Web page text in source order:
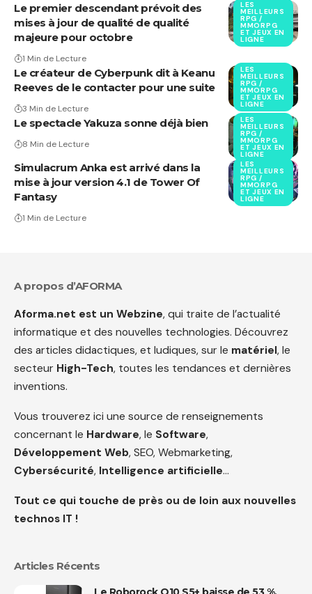
LES
MEILLEURS
RPG /
MMORPG
ET JEUX EN
LIGNE
Le premier descendant prévoit des
mises à jour de qualité de qualité
majeure pour octobre
1 Min de Lecture
LES
MEILLEURS
RPG /
MMORPG
ET JEUX EN
LIGNE
Le créateur de Cyberpunk dit à Keanu
Reeves de le contacter pour une suite
3 Min de Lecture
LES
MEILLEURS
RPG /
MMORPG
ET JEUX EN
LIGNE
Le spectacle Yakuza sonne déjà bien
8 Min de Lecture
LES
MEILLEURS
RPG /
MMORPG
ET JEUX EN
LIGNE
Simulacrum Anka est arrivé dans la
mise à jour version 4.1 de Tower Of
Fantasy
1 Min de Lecture
A propos d’AFORMA
Aforma.net est un Webzine, qui traite de l’actualité
informatique et des nouvelles technologies. Découvrez
des articles didactiques, et ludiques, sur le matériel, le
secteur High-Tech, toutes les tendances et dernières
inventions.
Vous trouverez ici une source de renseignements
concernant le Hardware, le Software,
Développement Web, SEO, Webmarketing,
Cybersécurité, Intelligence artificielle…
Tout ce qui touche de près ou de loin aux nouvelles
technos IT !
Articles Récents